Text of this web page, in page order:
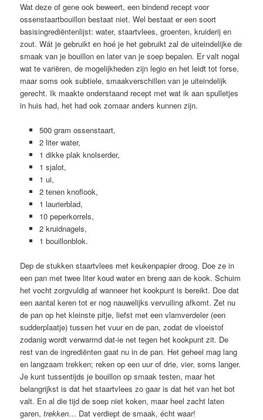
Wat deze of gene ook beweert, een bindend recept voor
ossenstaartbouillon bestaat niet. Wel bestaat er een soort
basisingrediëntenlijst: water, staartvlees, groenten, kruiderij en
zout. Wát je gebruikt en hoé je het gebruikt zal de uiteindelijke de
smaak van je bouillon en later van je soep bepalen. Er valt nogal
wat te variëren, de mogelijkheden zijn legio en het leidt tot forse,
maar soms ook subtiele, smaakverschillen van je uiteindelijk
gerecht. Ik maakte onderstaand recept met wat ik aan spulletjes
in huis had, het had ook zomaar anders kunnen zijn.
500 gram ossenstaart,
2 liter water,
1 dikke plak knolserder,
1 sjalot,
1 ui,
2 tenen knoflook,
1 laurierblad,
10 peperkorrels,
2 kruidnagels,
1 bouillonblok.
Dep de stukken staartvlees met keukenpapier droog. Doe ze in
een pan met twee liter koud water en breng aan de kook. Schuim
het vocht zorgvuldig af wanneer het kookpunt is bereikt. Doe dat
een aantal keren tot er nog nauwelijks vervuiling afkomt. Zet nu
de pan op het kleinste pitje, liefst met een vlamverdeler (een
sudderplaatje) tussen het vuur en de pan, zodat de vloeistof
zodanig wordt verwarmd dat-ie net tegen het kookpunt zit. De
rest van de ingrediënten gaat nu in de pan. Het geheel mag lang
en langzaam trekken; reken op een uur of drie, vier, soms langer.
Je kunt tussentijds je bouillon op smaak testen, maar het
belangrijkst is dat het staartvlees zo gaar is dat het van het bot
valt. En al die tijd de soep niet koken, maar heel zacht laten
garen,trekken… Dat verdiept de smaak, écht waar!